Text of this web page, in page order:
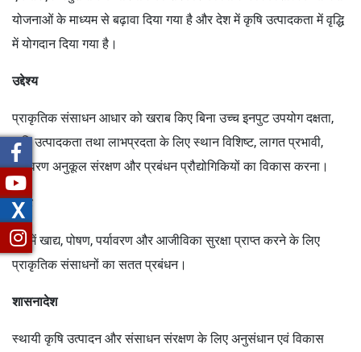
योजनाओं के माध्यम से बढ़ावा दिया गया है और देश में कृषि उत्पादकता में वृद्धि
में योगदान दिया गया है।
उद्देश्य
प्राकृतिक संसाधन आधार को खराब किए बिना उच्च इनपुट उपयोग दक्षता,
कृषि उत्पादकता तथा लाभप्रदता के लिए स्थान विशिष्ट, लागत प्रभावी,
पर्यावरण अनुकूल संरक्षण और प्रबंधन प्रौद्योगिकियों का विकास करना।
दृष्टि
देश में खाद्य, पोषण, पर्यावरण और आजीविका सुरक्षा प्राप्त करने के लिए
प्राकृतिक संसाधनों का सतत प्रबंधन।
शासनादेश
स्थायी कृषि उत्पादन और संसाधन संरक्षण के लिए अनुसंधान एवं विकास
X